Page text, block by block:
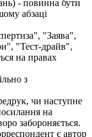
- повинна бути
абзаці
"Заява",
"Тест-драйв",
на правах
з
чи наступне
на
забороняється.
є автор